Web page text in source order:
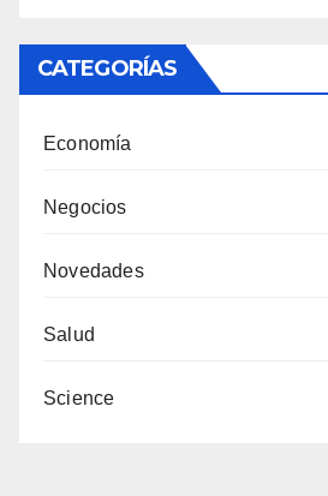
CATEGORÍAS
Economía
Negocios
Novedades
Salud
Science